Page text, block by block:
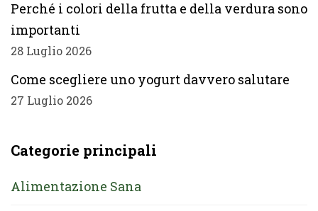
Perché i colori della frutta e della verdura sono
importanti
28 Luglio 2026
Come scegliere uno yogurt davvero salutare
27 Luglio 2026
Categorie principali
Alimentazione Sana